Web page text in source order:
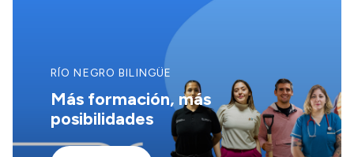
RÍO NEGRO BILINGÜE
Más formación, más
posibilidades